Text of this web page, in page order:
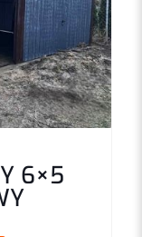
podczas pisania
6×5